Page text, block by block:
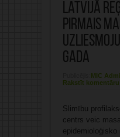
Latvijā
pirmais
gada
MIC
Rakstīt komentāru
Slimību
centrs veic
epidemioloģisko